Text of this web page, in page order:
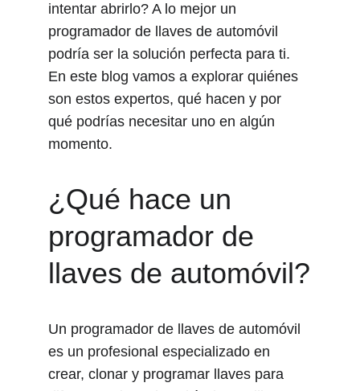
intentar abrirlo? A lo mejor un
programador de llaves de automóvil
podría ser la solución perfecta para ti.
En este blog vamos a explorar quiénes
son estos expertos, qué hacen y por
qué podrías necesitar uno en algún
momento.
¿Qué hace un
programador de
llaves de automóvil?
Un programador de llaves de automóvil
es un profesional especializado en
crear, clonar y programar llaves para